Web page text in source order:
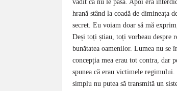
vădit că nu le pasă. Apoi era
hrană stând la coadă de dimineața
secret. Eu voiam doar să mă
Deși toți știau, toți vorbeau despre
bunătatea oamenilor. Lumea nu
concepția mea erau tot contra, dar
spunea că erau victimele
simplu nu putea să transmită un